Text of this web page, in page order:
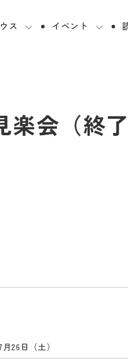
ス イベント
会（終了
26日（土）